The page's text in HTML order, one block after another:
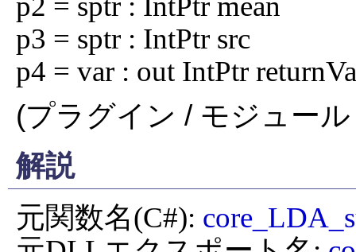
p3 = sptr : IntPtr src
p4 = var : out IntPtr
(プラグイン / モジュー
解説
元関数名(C#):